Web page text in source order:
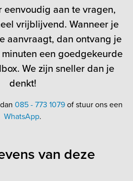
eenvoudig aan te vragen,
vrijblijvend. Wanneer je
aanvraagt, dan ontvang je
een goedgekeurde
We zijn sneller dan je
denkt!
085 - 773 1079of stuur ons een
WhatsApp.
van deze